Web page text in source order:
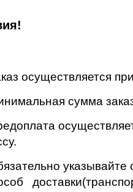
осуществляется
сумма